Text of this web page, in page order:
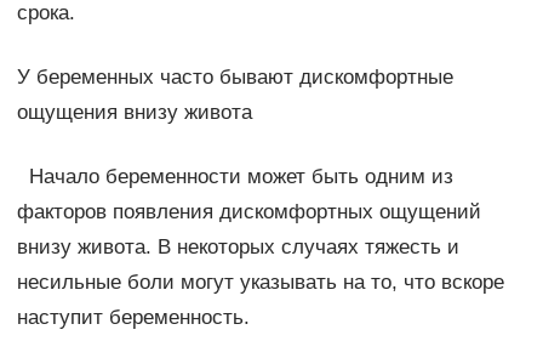
срока.
У беременных часто бывают дискомфортные
ощущения внизу живота
Начало беременности может быть одним из
факторов появления дискомфортных ощущений
внизу живота. В некоторых случаях тяжесть и
несильные боли могут указывать на то, что вскоре
наступит беременность.